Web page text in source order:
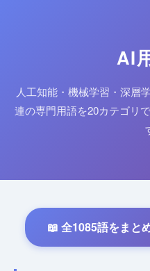
AI
人工知能・機械学習・深層
連の専門用語を20カテゴリ
📖 全1085語をまと